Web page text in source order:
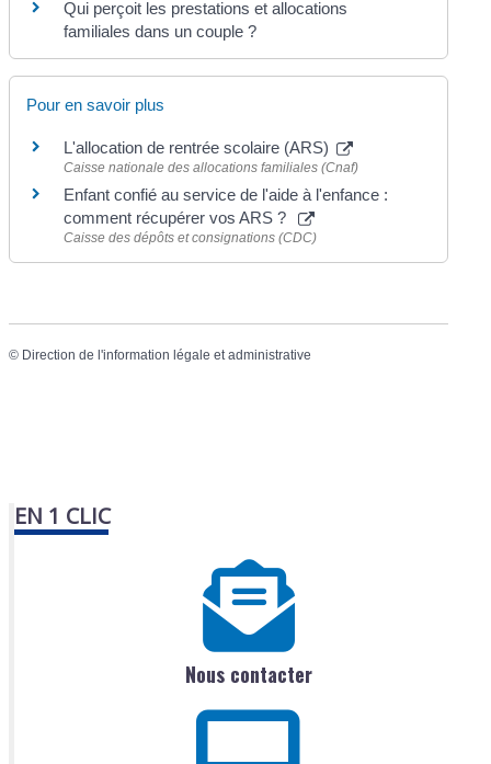
Qui perçoit les prestations et allocations
familiales dans un couple ?
Pour en savoir plus
L'allocation de rentrée scolaire (ARS)
Caisse nationale des allocations familiales (Cnaf)
Enfant confié au service de l'aide à l'enfance :
comment récupérer vos ARS ?
Caisse des dépôts et consignations (CDC)
© Direction de l'information légale et administrative
EN 1 CLIC
Nous contacter